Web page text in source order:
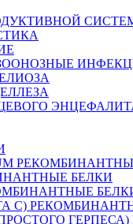
БЕЛКИ
С)